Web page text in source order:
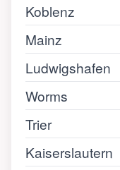
Koblenz
Mainz
Ludwigshafen
Worms
Trier
Kaiserslautern